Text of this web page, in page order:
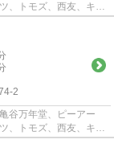
、トモズ、西友、キャ
2
谷万年堂、ピーアー
、トモズ、西友、キャ